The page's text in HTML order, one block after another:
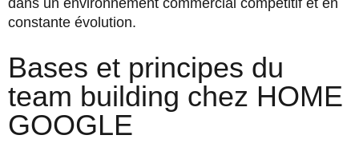
constante évolution.
Bases et principes du
team building chez HOME
GOOGLE